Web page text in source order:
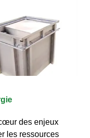
des enjeux
les ressources